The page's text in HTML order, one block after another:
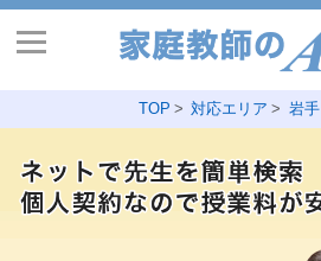
TOP 対応エリア 岩手